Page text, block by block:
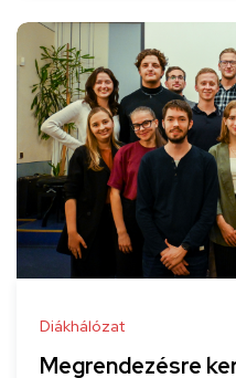
Diákhálózat
Megrendezésre